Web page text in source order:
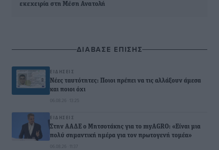
εκεχειρία στη Μέση Ανατολή
ΔΙΑΒΑΣΕ ΕΠΙΣΗΣ
ΕΙΔΉΣΕΙΣ
Νέες ταυτότητες: Ποιοι πρέπει να τις αλλάξουν άμεσα
και ποιοι όχι
06.08.26 · 13:25
ΕΙΔΉΣΕΙΣ
Στην ΑΑΔΕ ο Μητσοτάκης για το myAGRO: «Είναι μια
πολύ σημαντική ημέρα για τον πρωτογενή τομέα»
06.08.26 · 11:37